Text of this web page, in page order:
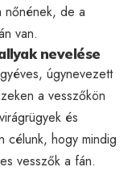
nőnének, de a
van.
nevelése
úgynevezett
a vesszőkön
és
célunk, hogy mindig
vesszők a fán.